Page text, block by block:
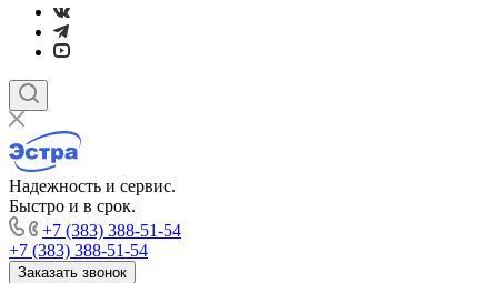
Надежность и сервис.
Быстро и в срок.
+7 (383) 388-51-54
+7 (383) 388-51-54
Заказать звонок